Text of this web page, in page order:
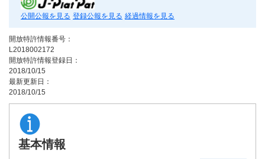
公開公報を見る 登録公報を見る 経過情報を見る
開放特許情報番号：
L2018002172
開放特許情報登録日：
2018/10/15
最新更新日：
2018/10/15
基本情報